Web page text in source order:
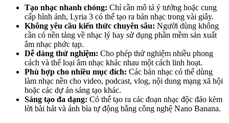
Tạo nhạc nhanh chóng: Chỉ cần mô tả ý tưởng hoặc cung
cấp hình ảnh, Lyria 3 có thể tạo ra bản nhạc trong vài giây.
Không yêu cầu kiến thức chuyên sâu: Người dùng không
cần có nền tảng về nhạc lý hay sử dụng phần mềm sản xuất
âm nhạc phức tạp.
Dễ dàng thử nghiệm: Cho phép thử nghiệm nhiều phong
cách và thể loại âm nhạc khác nhau một cách linh hoạt.
Phù hợp cho nhiều mục đích: Các bản nhạc có thể dùng
làm nhạc nền cho video, podcast, vlog, nội dung mạng xã hội
hoặc các dự án sáng tạo khác.
Sáng tạo đa dạng: Có thể tạo ra các đoạn nhạc độc đáo kèm
lời bài hát và ảnh bìa tự động bằng công nghệ Nano Banana.